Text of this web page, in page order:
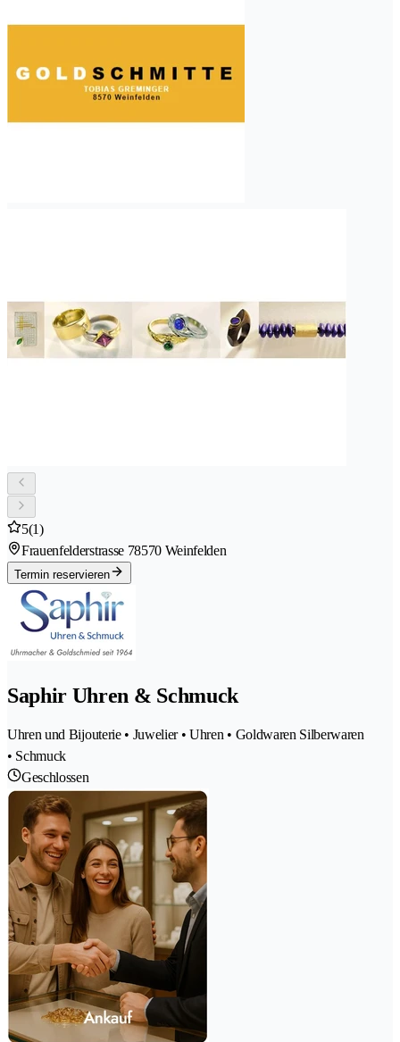
5(1)
Frauenfelderstrasse 78570 Weinfelden
Termin reservieren
Saphir Uhren & Schmuck
Uhren und Bijouterie • Juwelier • Uhren • Goldwaren Silberwaren
• Schmuck
Geschlossen